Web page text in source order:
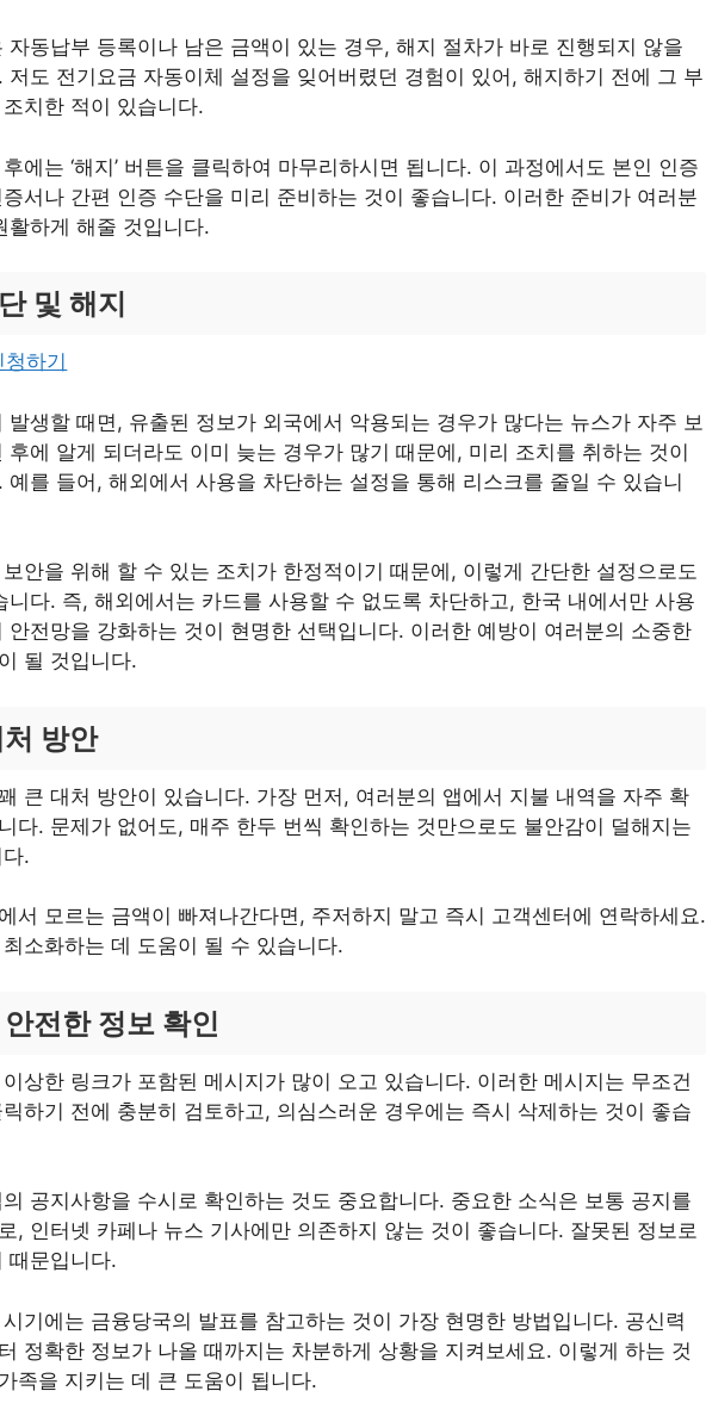
자동납부 등록이나 남은 금액이 있는 경우, 해지 절차가 바로 진행되지 않을
저도 전기요금 자동이체 설정을 잊어버렸던 경험이 있어, 해지하기 전에 그 부
치한 적이 있습니다.
에는 ‘해지’ 버튼을 클릭하여 마무리하시면 됩니다. 이 과정에서도 본인 인증
서나 간편 인증 수단을 미리 준비하는 것이 좋습니다. 이러한 준비가 여러분
활하게 해줄 것입니다.
및 해지
하기
발생할 때면, 유출된 정보가 외국에서 악용되는 경우가 많다는 뉴스가 자주 보
후에 알게 되더라도 이미 늦는 경우가 많기 때문에, 미리 조치를 취하는 것이
예를 들어, 해외에서 사용을 차단하는 설정을 통해 리스크를 줄일 수 있습니
안을 위해 할 수 있는 조치가 한정적이기 때문에, 이렇게 간단한 설정으로도
니다. 즉, 해외에서는 카드를 사용할 수 없도록 차단하고, 한국 내에서만 사용
안전망을 강화하는 것이 현명한 선택입니다. 이러한 예방이 여러분의 소중한
될 것입니다.
방안
큰 대처 방안이 있습니다. 가장 먼저, 여러분의 앱에서 지불 내역을 자주 확
다. 문제가 없어도, 매주 한두 번씩 확인하는 것만으로도 불안감이 덜해지는
.
서 모르는 금액이 빠져나간다면, 주저하지 말고 즉시 고객센터에 연락하세요.
소화하는 데 도움이 될 수 있습니다.
전한 정보 확인
상한 링크가 포함된 메시지가 많이 오고 있습니다. 이러한 메시지는 무조건
하기 전에 충분히 검토하고, 의심스러운 경우에는 즉시 삭제하는 것이 좋습
공지사항을 수시로 확인하는 것도 중요합니다. 중요한 소식은 보통 공지를
, 인터넷 카페나 뉴스 기사에만 의존하지 않는 것이 좋습니다. 잘못된 정보로
때문입니다.
기에는 금융당국의 발표를 참고하는 것이 가장 현명한 방법입니다. 공신력
정확한 정보가 나올 때까지는 차분하게 상황을 지켜보세요. 이렇게 하는 것
족을 지키는 데 큰 도움이 됩니다.